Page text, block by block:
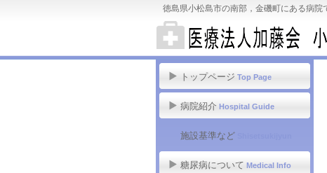
徳島県小松島市の南部，金磯町にある病院
トップページ Top Page
病院紹介 Hospital Guide
施設基準など
糖尿病について Medical Info